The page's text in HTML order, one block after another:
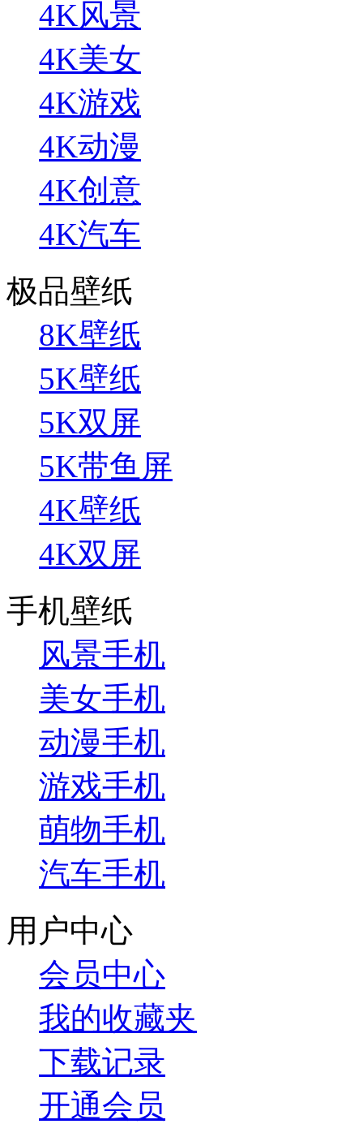
4K风景
4K美女
4K游戏
4K动漫
4K创意
4K汽车
极品壁纸
8K壁纸
5K壁纸
5K双屏
5K带鱼屏
4K壁纸
4K双屏
手机壁纸
风景手机
美女手机
动漫手机
游戏手机
萌物手机
汽车手机
用户中心
会员中心
我的收藏夹
下载记录
开通会员